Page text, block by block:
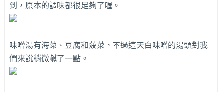
到，原本的調味都很足夠了喔。
味噌湯有海菜、豆腐和菠菜，不過這天白味噌的湯頭對我
們來說稍微鹹了一點。